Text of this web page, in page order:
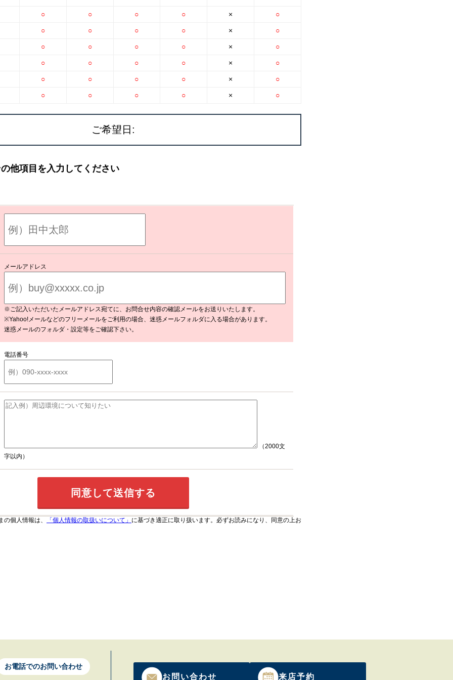
○
○
○
○
○
○
○
○
○
○
○
○
○
○
○
○
○
○
○
○
○
○
○
○
×
×
×
×
×
×
○
○
○
○
○
○
ご希望日:
他項目を入力してください
メールアドレス
※ご記入いただいたメールアドレス宛てに、お問合せ内容の確認メールをお送りいたします。
※Yahoo!メールなどのフリーメールをご利用の場合、迷惑メールフォルダに入る場合があります。
迷惑メールのフォルダ・設定等をご確認下さい。
電話番号
（2000文
字以内）
個人情報は、 「個人情報の取扱いについて」 に基づき適正に取り扱います。必ずお読みになり、同意の上お
お電話でのお問い合わせ
お問い合わせ 来店予約